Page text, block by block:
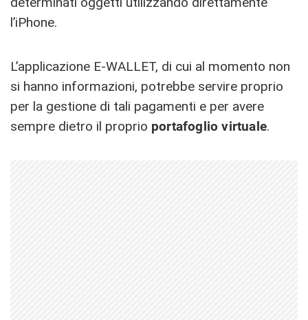
l’iPhone.
L’applicazione E-WALLET, di cui al momento non
si hanno informazioni, potrebbe servire proprio
per la gestione di tali pagamenti e per avere
sempre dietro il proprio portafoglio virtuale.